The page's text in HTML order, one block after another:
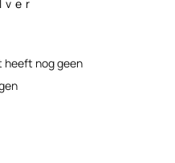
heeft nog geen